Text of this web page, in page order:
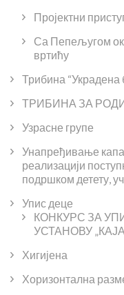
Пројектни
Са Пепељугом
вртићу
Трибина “Украдена
ТРИБИНА ЗА
Узрасне групе
Унапређивање
реализацији
подршком детету,
Упис деце
КОНКУРС ЗА
УСТАНОВУ
Хигијена
Хоризонтална